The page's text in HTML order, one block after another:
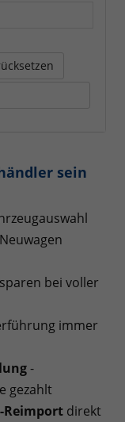
sein
bei voller
immer
-
gezahlt
Reimport direkt